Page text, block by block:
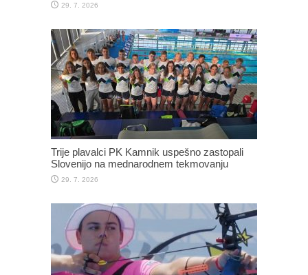
29. 7. 2026
Trije plavalci PK Kamnik uspešno zastopali
Slovenijo na mednarodnem tekmovanju
29. 7. 2026